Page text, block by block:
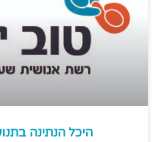
היכל הנתינה